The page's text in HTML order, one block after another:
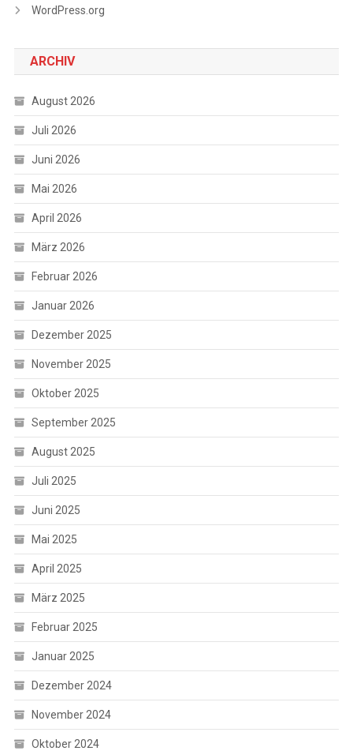
WordPress.org
ARCHIV
August 2026
Juli 2026
Juni 2026
Mai 2026
April 2026
März 2026
Februar 2026
Januar 2026
Dezember 2025
November 2025
Oktober 2025
September 2025
August 2025
Juli 2025
Juni 2025
Mai 2025
April 2025
März 2025
Februar 2025
Januar 2025
Dezember 2024
November 2024
Oktober 2024